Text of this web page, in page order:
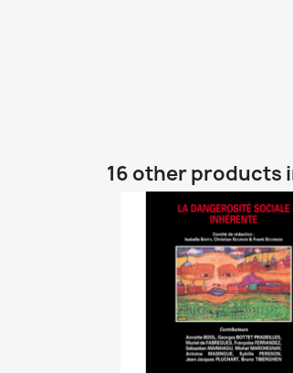
16 other products